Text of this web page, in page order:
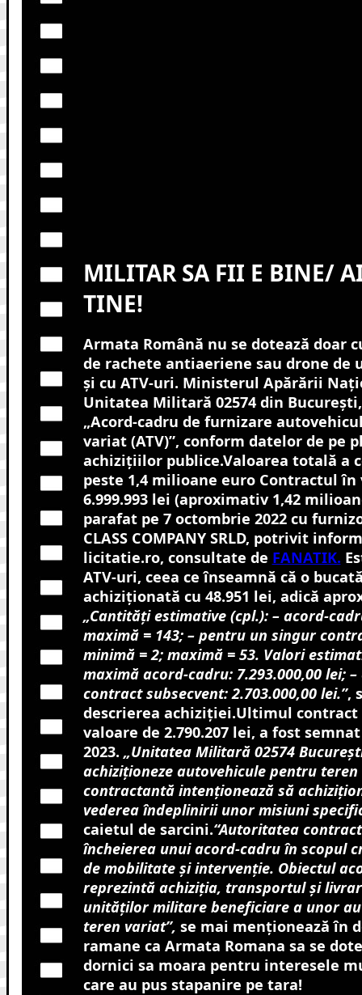
MILITAR SA FII E BINE/
TINE!
Armata Română nu se dotează doar
de rachete antiaeriene sau drone de
și cu ATV-uri. Ministerul Apărării
Unitatea Militară 02574 din
„Acord-cadru de furnizare
variat (ATV)”, conform datelor de pe
achizițiilor publice.Valoarea totală a
peste 1,4 milioane euro Contractul în
6.999.993 lei (aproximativ 1,42
parafat pe 7 octombrie 2022 cu
CLASS COMPANY SRLD, potrivit
licitatie.ro, consultate de FANATIK.
ATV-uri, ceea ce înseamnă că o
achiziționată cu 48.951 lei, adică
„Cantități estimative (cpl.): – acord-
maximă = 143; – pentru un singur
minimă = 2; maximă = 53. Valori
maximă acord-cadru: 7.293.000,00 lei;
contract subsecvent: 2.703.000,00 lei.”,
descrierea achiziției.Ultimul contract
valoare de 2.790.207 lei, a fost
2023. „Unitatea Militară 02574
achiziţioneze autovehicule pentru
contractantă intenţionează să
vederea îndeplinirii unor misiuni
caietul de sarcini.“Autoritatea
încheierea unui acord-cadru în scopul
de mobilitate şi intervenție. Obiectul
reprezintă achiziţia, transportul şi
unităţilor militare beneficiare a unor
teren variat”, se mai menționează în
ramane ca Armata Romana sa se
dornici sa moara pentru interesele
care au pus stapanire pe tara!